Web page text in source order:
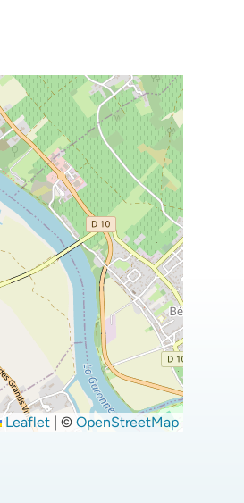
Leaflet | © OpenStreetMap